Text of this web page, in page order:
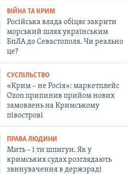
ВІЙНА ТА КРИМ
Російська влада обіцяє закрити
морський шлях українським
БпЛА до Севастополя. Чи реально
це?
СУСПІЛЬСТВО
«Крим – не Росія»: маркетплейс
Ozon припинив прийом нових
замовлень на Кримському
півострові
ПРАВА ЛЮДИНИ
Мить – і ти шпигун. Як у
кримських судах розглядають
звинувачення в держзраді